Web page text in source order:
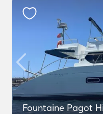
Fountaine Pagot